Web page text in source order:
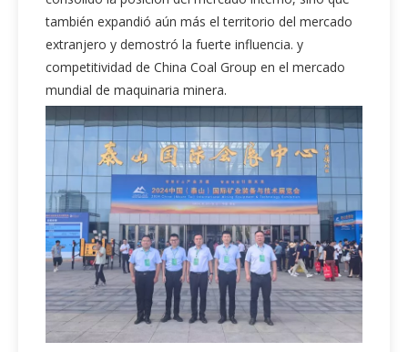
también expandió aún más el territorio del mercado
extranjero y demostró la fuerte influencia. y
competitividad de China Coal Group en el mercado
mundial de maquinaria minera.